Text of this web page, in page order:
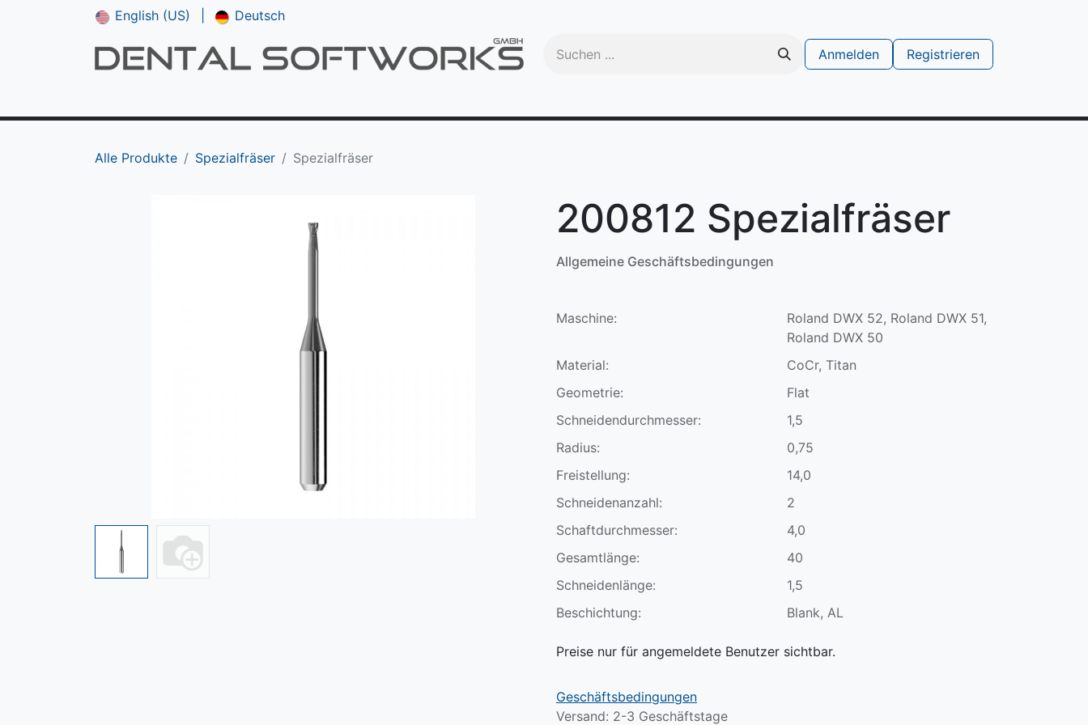
English (US) Deutsch
Anmelden Registrieren
Alle Produkte Spezialfräser Spezialfräser
200812 Spezialfräser
Allgemeine Geschäftsbedingungen
Maschine:
Roland DWX 52, Roland DWX 51,
Roland DWX 50
Material:
CoCr, Titan
Geometrie:
Flat
Schneidendurchmesser:
1,5
Radius:
0,75
Freistellung:
14,0
Schneidenanzahl:
2
Schaftdurchmesser:
4,0
Gesamtlänge:
40
Schneidenlänge:
1,5
Beschichtung:
Blank, AL
Preise nur für angemeldete Benutzer sichtbar.
Geschäftsbedingungen
Versand: 2-3 Geschäftstage